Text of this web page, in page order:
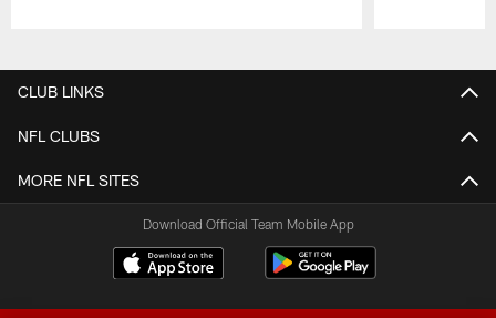
CLUB LINKS
NFL CLUBS
MORE NFL SITES
Download Official Team Mobile App